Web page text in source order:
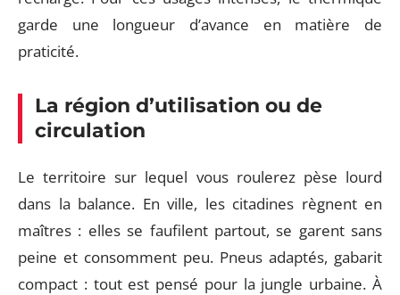
garde une longueur d’avance en matière de
praticité.
La région d’utilisation ou de
circulation
Le territoire sur lequel vous roulerez pèse lourd
dans la balance. En ville, les citadines règnent en
maîtres : elles se faufilent partout, se garent sans
peine et consomment peu. Pneus adaptés, gabarit
compact : tout est pensé pour la jungle urbaine. À